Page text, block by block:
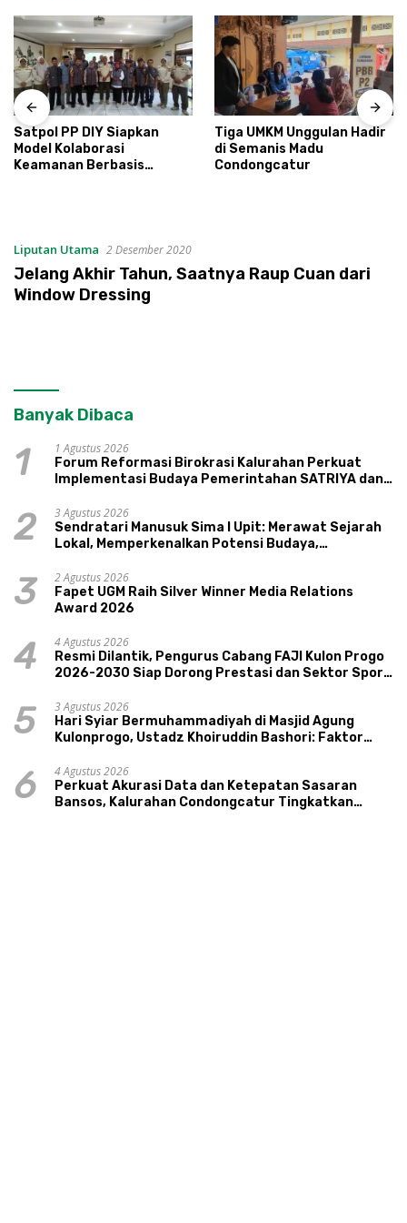
Satpol PP DIY Siapkan
Model Kolaborasi
Keamanan Berbasis
Tiga UMKM Unggulan Hadir
di Semanis Madu
Condongcatur
Liputan Utama 2 Desember 2020
Jelang Akhir Tahun, Saatnya Raup Cuan dari
Window Dressing
Banyak Dibaca
1
1 Agustus 2026
Forum Reformasi Birokrasi Kalurahan Perkuat
Implementasi Budaya Pemerintahan SATRIYA dan
2
3 Agustus 2026
Sendratari Manusuk Sima I Upit: Merawat Sejarah
Lokal, Memperkenalkan Potensi Budaya,
3
2 Agustus 2026
Fapet UGM Raih Silver Winner Media Relations
Award 2026
4
4 Agustus 2026
Resmi Dilantik, Pengurus Cabang FAJI Kulon Progo
2026-2030 Siap Dorong Prestasi dan Sektor Sport
5
3 Agustus 2026
Hari Syiar Bermuhammadiyah di Masjid Agung
Kulonprogo, Ustadz Khoiruddin Bashori: Faktor
6
4 Agustus 2026
Perkuat Akurasi Data dan Ketepatan Sasaran
Bansos, Kalurahan Condongcatur Tingkatkan